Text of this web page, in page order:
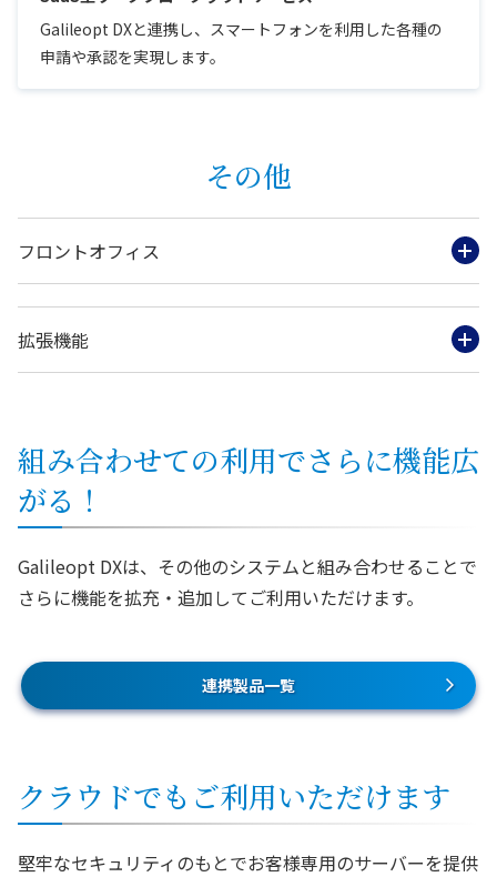
Galileopt DXと連携し、スマートフォンを利用した各種の
申請や承認を実現します。
その他
フロントオフィス
拡張機能
組み合わせての利用でさらに機能広
がる！
Galileopt DXは、その他のシステムと組み合わせることで
さらに機能を拡充・追加してご利用いただけます。
連携製品一覧
クラウドでもご利用いただけます
堅牢なセキュリティのもとでお客様専用のサーバーを提供